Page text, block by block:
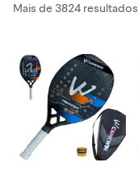
Mais de 3824 resultados